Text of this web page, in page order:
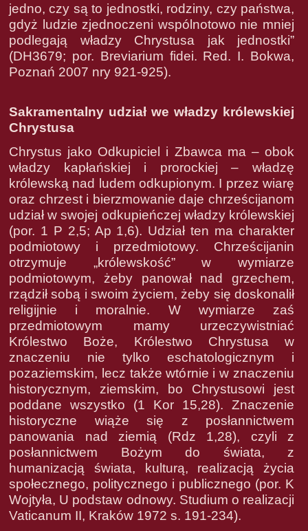
jedno, czy są to jednostki, rodziny, czy państwa,
gdyż ludzie zjednoczeni wspólnotowo nie mniej
podlegają władzy Chrystusa jak jednostki”
(DH3679; por. Breviarium fidei. Red. I. Bokwa,
Poznań 2007 nry 921-925).
Sakramentalny udział we władzy królewskiej
Chrystusa
Chrystus jako Odkupiciel i Zbawca ma – obok
władzy kapłańskiej i prorockiej – władzę
królewską nad ludem odkupionym. I przez wiarę
oraz chrzest i bierzmowanie daje chrześcijanom
udział w swojej odkupieńczej władzy królewskiej
(por. 1 P 2,5; Ap 1,6). Udział ten ma charakter
podmiotowy i przedmiotowy. Chrześcijanin
otrzymuje „królewskość” w wymiarze
podmiotowym, żeby panował nad grzechem,
rządził sobą i swoim życiem, żeby się doskonalił
religijnie i moralnie. W wymiarze zaś
przedmiotowym mamy urzeczywistniać
Królestwo Boże, Królestwo Chrystusa w
znaczeniu nie tylko eschatologicznym i
pozaziemskim, lecz także wtórnie i w znaczeniu
historycznym, ziemskim, bo Chrystusowi jest
poddane wszystko (1 Kor 15,28). Znaczenie
historyczne wiąże się z posłannictwem
panowania nad ziemią (Rdz 1,28), czyli z
posłannictwem Bożym do świata, z
humanizacją świata, kulturą, realizacją życia
społecznego, politycznego i publicznego (por. K
Wojtyła, U podstaw odnowy. Studium o realizacji
Vaticanum II, Kraków 1972 s. 191-234).